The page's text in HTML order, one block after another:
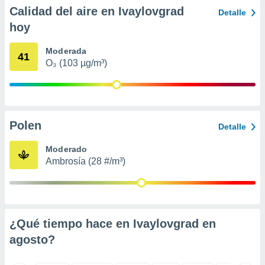
u
datos
momento
en
de
datos
Calidad del aire en Ivaylovgrad
hoy
Detalle
41 Moderada
O₃ (103 µg/m³)
Polen Detalle
Moderado
Ambrosía (28 #/m³)
¿Qué tiempo hace en Ivaylovgrad en
agosto?